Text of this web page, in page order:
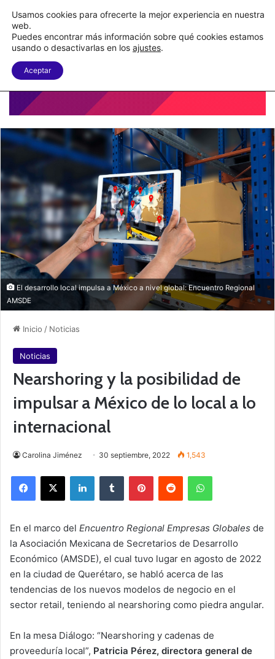
Nueva Ley Aduanera eleva el costo de los errores documentales
Menu
El desarrollo local impulsa a México a nivel global: Encuentro Regional
AMSDE
Inicio / Noticias
Noticias
Nearshoring y la posibilidad de
impulsar a México de lo local a lo
internacional
Carolina Jiménez 30 septiembre, 2022 1,543
En el marco del Encuentro Regional Empresas Globales de
la Asociación Mexicana de Secretarios de Desarrollo
Económico (AMSDE), el cual tuvo lugar en agosto de 2022
en la ciudad de Querétaro, se habló acerca de las
tendencias de los nuevos modelos de negocio en el
sector retail, teniendo al nearshoring como piedra angular.
En la mesa Diálogo: “Nearshoring y cadenas de
proveeduría local”, Patricia Pérez, directora general de
Usamos cookies para ofrecerte la mejor experiencia en nuestra
web.
Puedes encontrar más información sobre qué cookies estamos
usando o desactivarlas en los ajustes.
Aceptar